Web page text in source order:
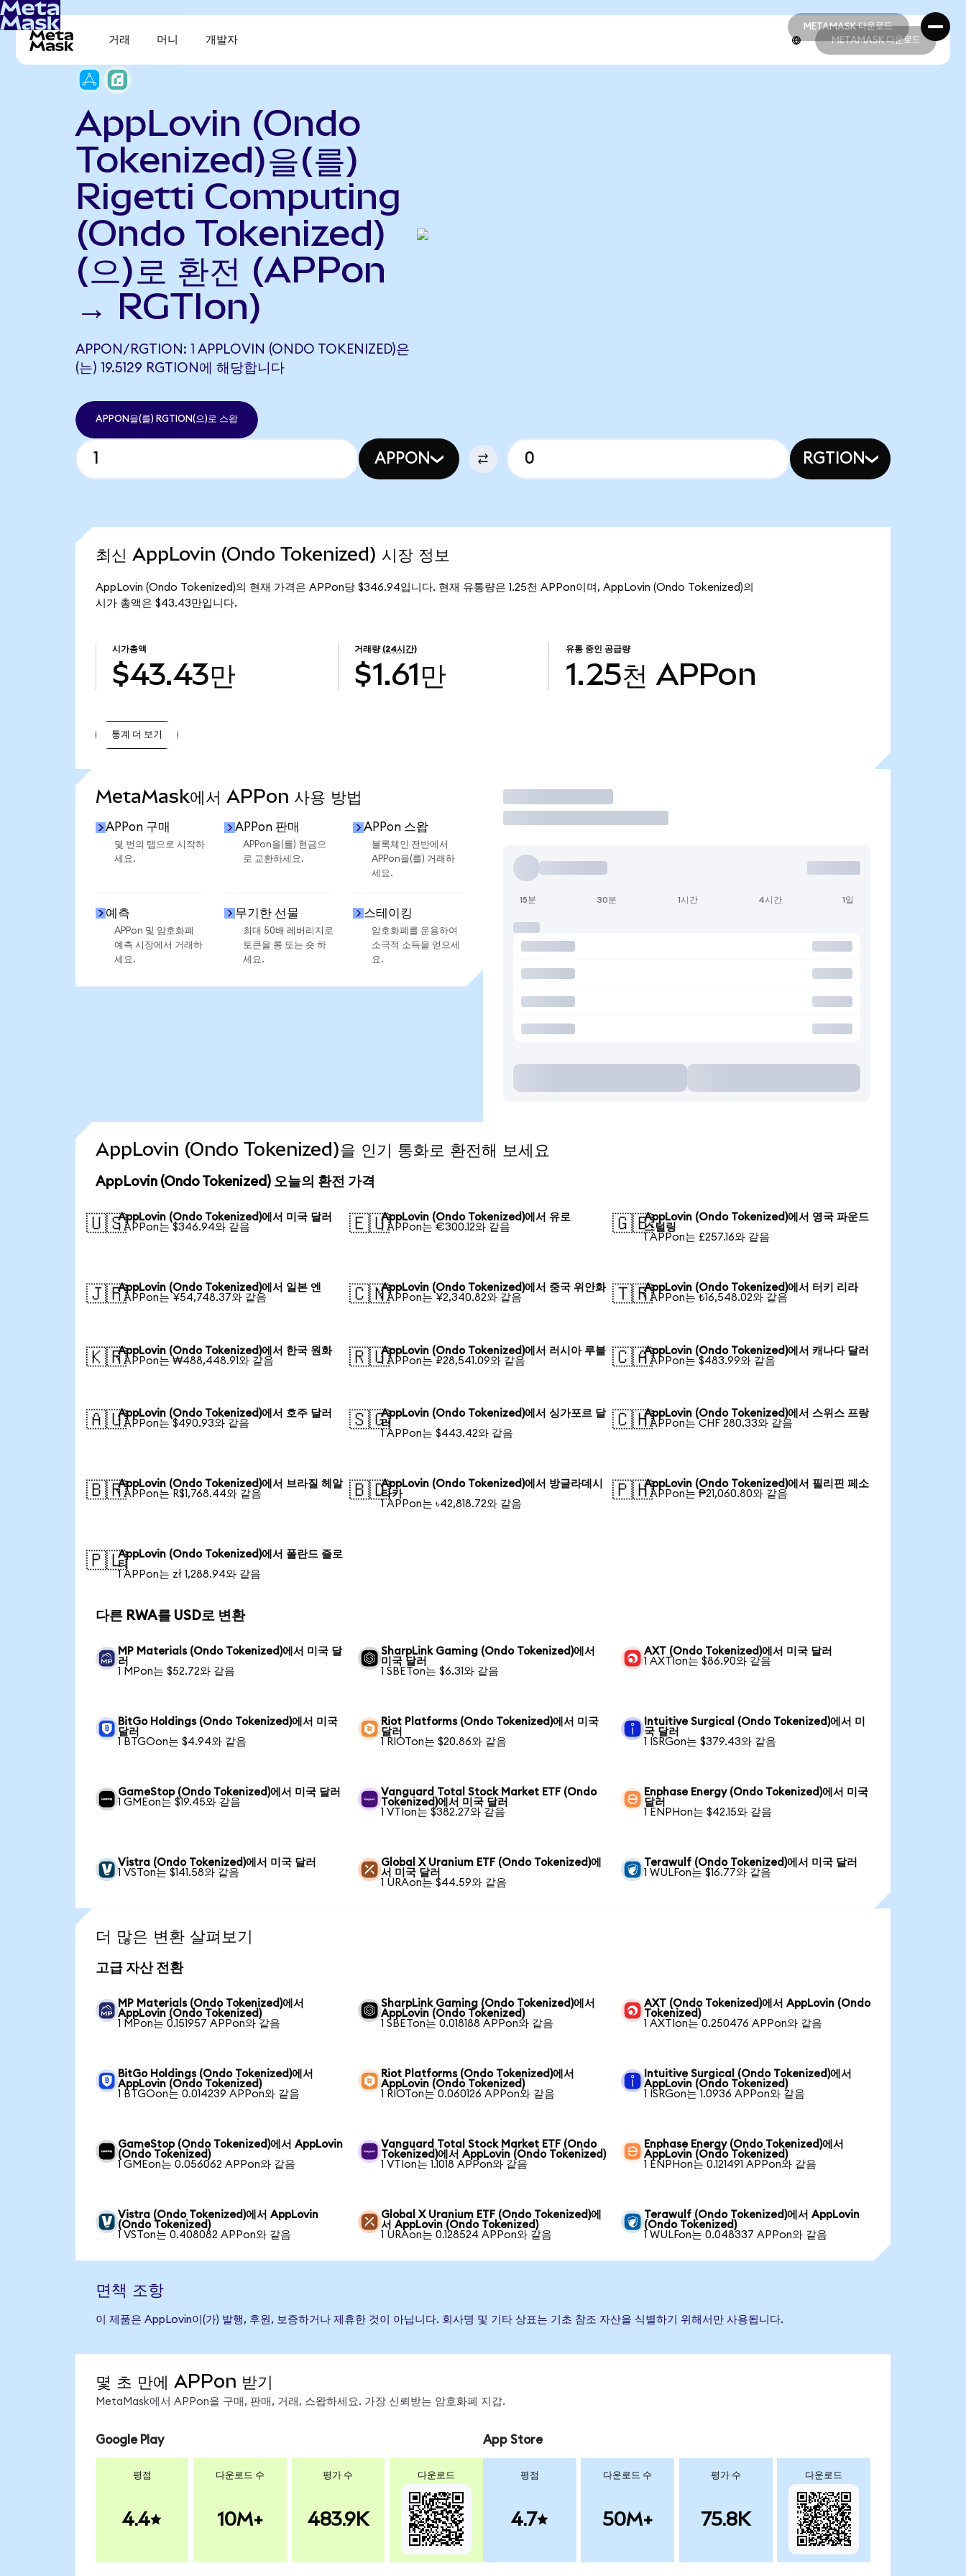
METAMASK 다운로드
METAMASK 다운로드
거래 머니 개발자 METAMASK 다운로드
AppLovin (Ondo
Tokenized)을(를)
Rigetti Computing
(Ondo Tokenized)
(으)로 환전 (APPon
→ RGTIon)
APPON/RGTION: 1 APPLOVIN (ONDO TOKENIZED)은
(는) 19.5129 RGTION에 해당합니다
APPON을(를) RGTION(으)로 스왑
APPON RGTION
최신 AppLovin (Ondo Tokenized) 시장 정보
AppLovin (Ondo Tokenized)의 현재 가격은 APPon당 $346.94입니다. 현재 유통량은 1.25천 APPon이며, AppLovin (Ondo Tokenized)의
시가 총액은 $43.43만입니다.
시가총액
$43.43만
거래량 (24시간)
$1.61만
유통 중인 공급량
1.25천 APPon
통계 더 보기
MetaMask에서 APPon 사용 방법
APPon 구매
몇 번의 탭으로 시작하
세요.
APPon 판매
APPon을(를) 현금으
로 교환하세요.
APPon 스왑
블록체인 전반에서
APPon을(를) 거래하
세요.
예측
APPon 및 암호화폐
예측 시장에서 거래하
세요.
무기한 선물
최대 50배 레버리지로
토큰을 롱 또는 숏 하
세요.
스테이킹
암호화폐를 운용하여
소극적 소득을 얻으세
요.
거래
15분 30분 1시간 4시간 1일
AppLovin (Ondo Tokenized)을 인기 통화로 환전해 보세요
AppLovin (Ondo Tokenized) 오늘의 환전 가격
🇺🇸AppLovin (Ondo Tokenized)에서 미국 달러
1 APPon는 $346.94와 같음
🇪🇺AppLovin (Ondo Tokenized)에서 유로
1 APPon는 €300.12와 같음
🇬🇧AppLovin (Ondo Tokenized)에서 영국 파운드
스털링
1 APPon는 £257.16와 같음
🇯🇵AppLovin (Ondo Tokenized)에서 일본 엔
1 APPon는 ¥54,748.37와 같음
🇨🇳AppLovin (Ondo Tokenized)에서 중국 위안화
1 APPon는 ¥2,340.82와 같음
🇹🇷AppLovin (Ondo Tokenized)에서 터키 리라
1 APPon는 ₺16,548.02와 같음
🇰🇷AppLovin (Ondo Tokenized)에서 한국 원화
1 APPon는 ₩488,448.91와 같음
🇷🇺AppLovin (Ondo Tokenized)에서 러시아 루블
1 APPon는 ₽28,541.09와 같음
🇨🇦AppLovin (Ondo Tokenized)에서 캐나다 달러
1 APPon는 $483.99와 같음
🇦🇺AppLovin (Ondo Tokenized)에서 호주 달러
1 APPon는 $490.93와 같음
🇸🇬AppLovin (Ondo Tokenized)에서 싱가포르 달
러
1 APPon는 $443.42와 같음
🇨🇭AppLovin (Ondo Tokenized)에서 스위스 프랑
1 APPon는 CHF 280.33와 같음
🇧🇷AppLovin (Ondo Tokenized)에서 브라질 헤알
1 APPon는 R$1,768.44와 같음
🇧🇩AppLovin (Ondo Tokenized)에서 방글라데시
타카
1 APPon는 ৳42,818.72와 같음
🇵🇭AppLovin (Ondo Tokenized)에서 필리핀 페소
1 APPon는 ₱21,060.80와 같음
🇵🇱AppLovin (Ondo Tokenized)에서 폴란드 즐로
티
1 APPon는 zł 1,288.94와 같음
다른 RWA를 USD로 변환
MP Materials (Ondo Tokenized)에서 미국 달
러
1 MPon는 $52.72와 같음
SharpLink Gaming (Ondo Tokenized)에서
미국 달러
1 SBETon는 $6.31와 같음
AXT (Ondo Tokenized)에서 미국 달러
1 AXTIon는 $86.90와 같음
BitGo Holdings (Ondo Tokenized)에서 미국
달러
1 BTGOon는 $4.94와 같음
Riot Platforms (Ondo Tokenized)에서 미국
달러
1 RIOTon는 $20.86와 같음
Intuitive Surgical (Ondo Tokenized)에서 미
국 달러
1 ISRGon는 $379.43와 같음
GameStop (Ondo Tokenized)에서 미국 달러
1 GMEon는 $19.45와 같음
Vanguard Total Stock Market ETF (Ondo
Tokenized)에서 미국 달러
1 VTIon는 $382.27와 같음
Enphase Energy (Ondo Tokenized)에서 미국
달러
1 ENPHon는 $42.15와 같음
Vistra (Ondo Tokenized)에서 미국 달러
1 VSTon는 $141.58와 같음
Global X Uranium ETF (Ondo Tokenized)에
서 미국 달러
1 URAon는 $44.59와 같음
Terawulf (Ondo Tokenized)에서 미국 달러
1 WULFon는 $16.77와 같음
더 많은 변환 살펴보기
고급 자산 전환
MP Materials (Ondo Tokenized)에서
AppLovin (Ondo Tokenized)
1 MPon는 0.151957 APPon와 같음
SharpLink Gaming (Ondo Tokenized)에서
AppLovin (Ondo Tokenized)
1 SBETon는 0.018188 APPon와 같음
AXT (Ondo Tokenized)에서 AppLovin (Ondo
Tokenized)
1 AXTIon는 0.250476 APPon와 같음
BitGo Holdings (Ondo Tokenized)에서
AppLovin (Ondo Tokenized)
1 BTGOon는 0.014239 APPon와 같음
Riot Platforms (Ondo Tokenized)에서
AppLovin (Ondo Tokenized)
1 RIOTon는 0.060126 APPon와 같음
Intuitive Surgical (Ondo Tokenized)에서
AppLovin (Ondo Tokenized)
1 ISRGon는 1.0936 APPon와 같음
GameStop (Ondo Tokenized)에서 AppLovin
(Ondo Tokenized)
1 GMEon는 0.056062 APPon와 같음
Vanguard Total Stock Market ETF (Ondo
Tokenized)에서 AppLovin (Ondo Tokenized)
1 VTIon는 1.1018 APPon와 같음
Enphase Energy (Ondo Tokenized)에서
AppLovin (Ondo Tokenized)
1 ENPHon는 0.121491 APPon와 같음
Vistra (Ondo Tokenized)에서 AppLovin
(Ondo Tokenized)
1 VSTon는 0.408082 APPon와 같음
Global X Uranium ETF (Ondo Tokenized)에
서 AppLovin (Ondo Tokenized)
1 URAon는 0.128524 APPon와 같음
Terawulf (Ondo Tokenized)에서 AppLovin
(Ondo Tokenized)
1 WULFon는 0.048337 APPon와 같음
면책 조항
이 제품은 AppLovin이(가) 발행, 후원, 보증하거나 제휴한 것이 아닙니다. 회사명 및 기타 상표는 기초 참조 자산을 식별하기 위해서만 사용됩니다.
몇 초 만에 APPon 받기
MetaMask에서 APPon을 구매, 판매, 거래, 스왑하세요. 가장 신뢰받는 암호화폐 지갑.
Google Play
평점
4.4
다운로드 수
10M+
평가 수
483.9K
다운로드
App Store
평점
4.7
다운로드 수
50M+
평가 수
75.8K
다운로드